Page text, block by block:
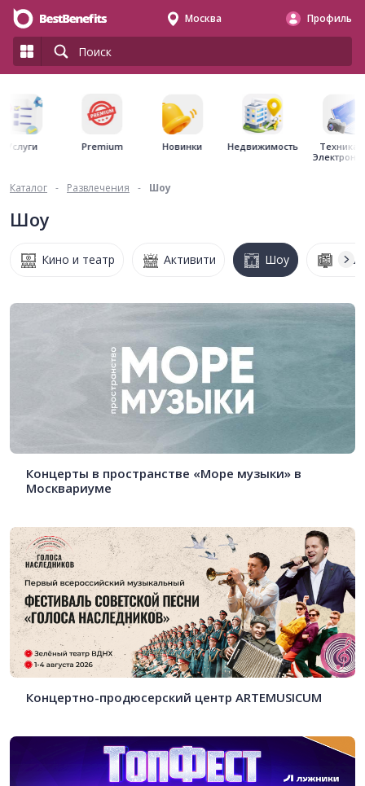
Москва Профиль
Услуги Premium Новинки Недвижимость
Техника
Каталог - Развлечения - Шоу
Шоу
Кино и театр Активити Шоу
Концерты в пространстве «Море музыки» в
Москвариуме
Концертно-продюсерский центр ARTEMUSICUM